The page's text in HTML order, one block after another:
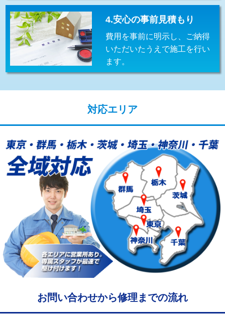
持込商品取付（浄水器・分岐水栓） 16,500円
給水管工事※（ホール加工) 16,500円
給水管工事※（バンド止め) 3,300円
給水管工事※（支持金具設置)
業)
給水管工事※（塩ビ管（VP・HI）使
用/3ｍまで)
33,000円
給水管工事※（塩ビ管（VP・HI）使
用（追加）/3ｍ超え)
+8,800円
給水管工事※（ライニング鋼管・銅
管・ポリ管・HT管使用/3ｍまで)
44,000円
給水管工事※（ライニング鋼管・銅
管・ポリ管・HT管使用/3ｍ超え)
+8,800円
マス交換（土の掘削・埋め戻し作業） 11,000円~
マス交換（深さ50㎝未満） 55,000円
マス交換（深さ50㎝以上） 66,000円
4.安心の事前見積もり
費用を事前に明示し、ご納得
いただいたうえで施工を行い
ます。
対応エリア
お問い合わせから修理までの流れ